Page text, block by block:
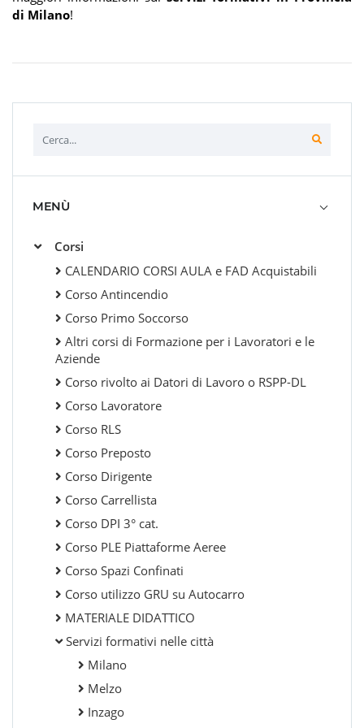
di Milano!
MENÙ
Corsi
CALENDARIO CORSI AULA e FAD Acquistabili
Corso Antincendio
Corso Primo Soccorso
Altri corsi di Formazione per i Lavoratori e le
Aziende
Corso rivolto ai Datori di Lavoro o RSPP-DL
Corso Lavoratore
Corso RLS
Corso Preposto
Corso Dirigente
Corso Carrellista
Corso DPI 3° cat.
Corso PLE Piattaforme Aeree
Corso Spazi Confinati
Corso utilizzo GRU su Autocarro
MATERIALE DIDATTICO
Servizi formativi nelle città
Milano
Melzo
Inzago